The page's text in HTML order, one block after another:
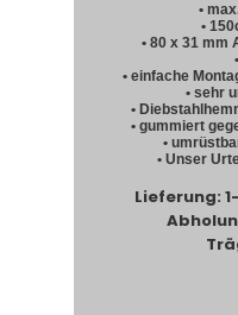
•
•
• 80 x 31
• einfache
• sehr
•
• gummiert
•
• Unser
Lieferung: